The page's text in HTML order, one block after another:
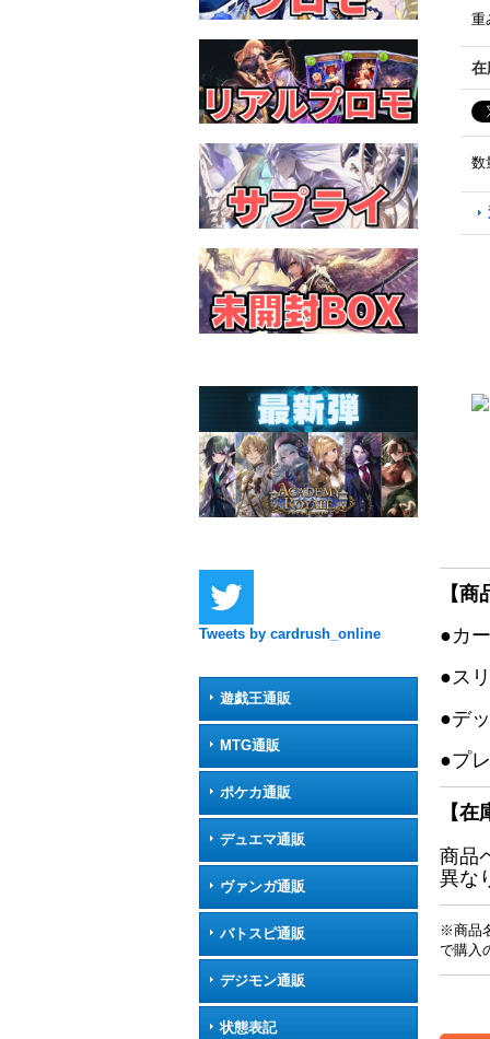
Tweets by cardrush_online
遊戯王通販
MTG通販
ポケカ通販
デュエマ通販
ヴァンガ通販
バトスピ通販
デジモン通販
状態表記
重
在
数
【
●カ
●ス
●デ
●プ
【
商品
異な
※商品
で購入